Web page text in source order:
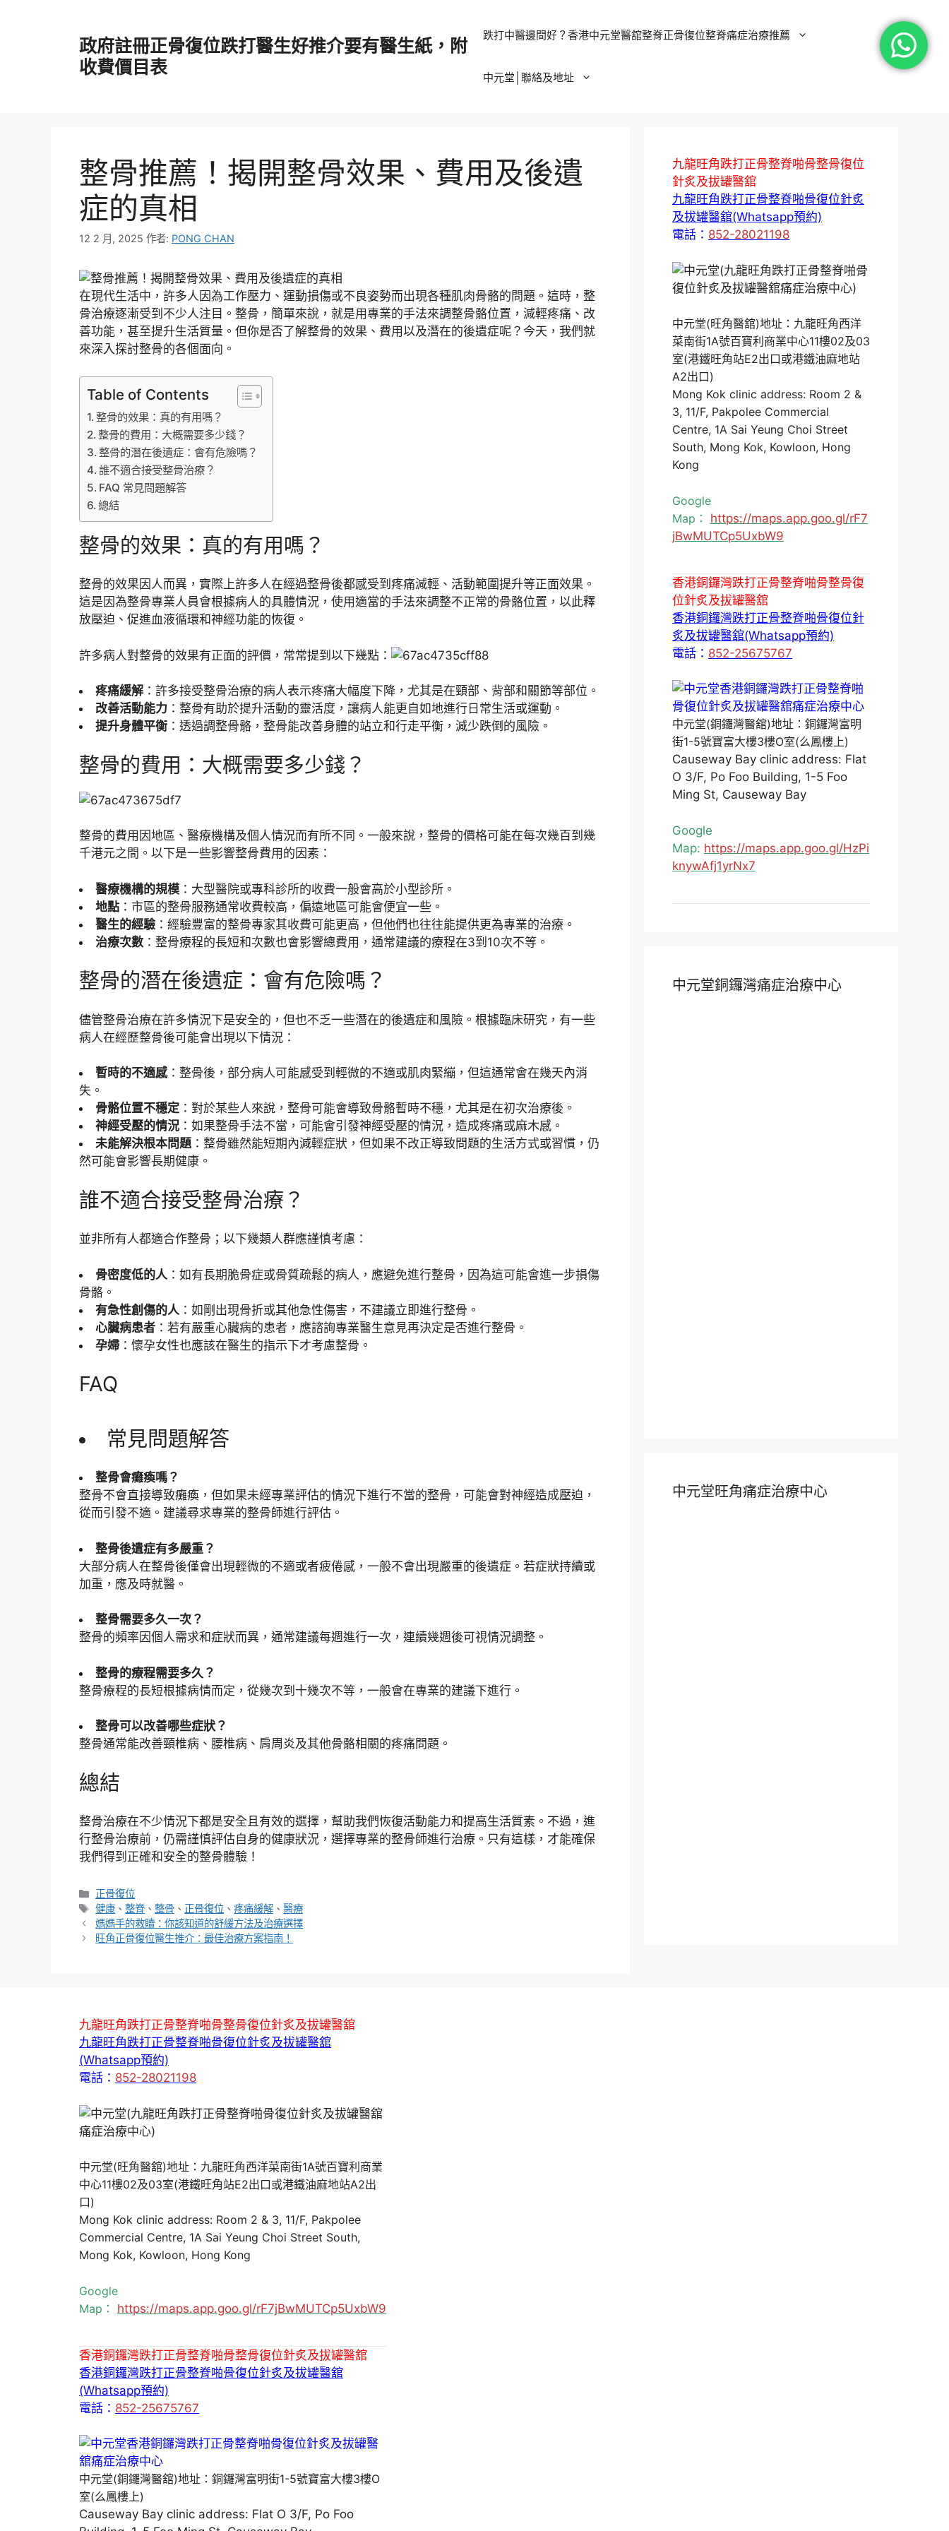
政府註冊正骨復位跌打醫生好推介要有醫生紙，附
收費價目表
跌打中醫邊間好？香港中元堂醫舘整脊正骨復位整脊痛症治療推薦
中元堂│聯絡及地址
整骨推薦！揭開整骨效果、費用及後遺
症的真相
12 2 月, 2025 作者: PONG CHAN
在現代生活中，許多人因為工作壓力、運動損傷或不良姿勢而出現各種肌肉骨骼的問題。這時，整
骨治療逐漸受到不少人注目。整骨，簡單來說，就是用專業的手法來調整骨骼位置，減輕疼痛、改
善功能，甚至提升生活質量。但你是否了解整骨的效果、費用以及潛在的後遺症呢？今天，我們就
來深入探討整骨的各個面向。
Table of Contents
整骨的效果：真的有用嗎？
整骨的費用：大概需要多少錢？
整骨的潛在後遺症：會有危險嗎？
誰不適合接受整骨治療？
FAQ 常見問題解答
總結
整骨的效果：真的有用嗎？
整骨的效果因人而異，實際上許多人在經過整骨後都感受到疼痛減輕、活動範圍提升等正面效果。
這是因為整骨專業人員會根據病人的具體情況，使用適當的手法來調整不正常的骨骼位置，以此釋
放壓迫、促進血液循環和神經功能的恢復。
許多病人對整骨的效果有正面的評價，常常提到以下幾點：
疼痛緩解 ：許多接受整骨治療的病人表示疼痛大幅度下降，尤其是在頸部、背部和關節等部位。
改善活動能力 ：整骨有助於提升活動的靈活度，讓病人能更自如地進行日常生活或運動。
提升身體平衡 ：透過調整骨骼，整骨能改善身體的站立和行走平衡，減少跌倒的風險。
整骨的費用：大概需要多少錢？
整骨的費用因地區、醫療機構及個人情況而有所不同。一般來說，整骨的價格可能在每次幾百到幾
千港元之間。以下是一些影響整骨費用的因素：
醫療機構的規模 ：大型醫院或專科診所的收費一般會高於小型診所。
地點 ：市區的整骨服務通常收費較高，偏遠地區可能會便宜一些。
醫生的經驗 ：經驗豐富的整骨專家其收費可能更高，但他們也往往能提供更為專業的治療。
治療次數 ：整骨療程的長短和次數也會影響總費用，通常建議的療程在3到10次不等。
整骨的潛在後遺症：會有危險嗎？
儘管整骨治療在許多情況下是安全的，但也不乏一些潛在的後遺症和風險。根據臨床研究，有一些
病人在經歷整骨後可能會出現以下情況：
暫時的不適感：整骨後，部分病人可能感受到輕微的不適或肌肉緊繃，但這通常會在幾天內消
失。
骨骼位置不穩定 ：對於某些人來說，整骨可能會導致骨骼暫時不穩，尤其是在初次治療後。
神經受壓的情況 ：如果整骨手法不當，可能會引發神經受壓的情況，造成疼痛或麻木感。
未能解決根本問題：整骨雖然能短期內減輕症狀，但如果不改正導致問題的生活方式或習慣，仍
然可能會影響長期健康。
誰不適合接受整骨治療？
並非所有人都適合作整骨；以下幾類人群應謹慎考慮：
骨密度低的人 ：如有長期脆骨症或骨質疏鬆的病人，應避免進行整骨，因為這可能會進一步損傷
骨骼。
有急性創傷的人 ：如剛出現骨折或其他急性傷害，不建議立即進行整骨。
心臟病患者 ：若有嚴重心臟病的患者，應諮詢專業醫生意見再決定是否進行整骨。
孕婦 ：懷孕女性也應該在醫生的指示下才考慮整骨。
FAQ
常見問題解答
整骨會癱瘓嗎？
整骨不會直接導致癱瘓，但如果未經專業評估的情況下進行不當的整骨，可能會對神經造成壓迫，
從而引發不適。建議尋求專業的整骨師進行評估。
整骨後遺症有多嚴重？
大部分病人在整骨後僅會出現輕微的不適或者疲倦感，一般不會出現嚴重的後遺症。若症狀持續或
加重，應及時就醫。
整骨需要多久一次？
整骨的頻率因個人需求和症狀而異，通常建議每週進行一次，連續幾週後可視情況調整。
整骨的療程需要多久？
整骨療程的長短根據病情而定，從幾次到十幾次不等，一般會在專業的建議下進行。
整骨可以改善哪些症狀？
整骨通常能改善頸椎病、腰椎病、肩周炎及其他骨骼相關的疼痛問題。
總結
整骨治療在不少情況下都是安全且有效的選擇，幫助我們恢復活動能力和提高生活質素。不過，進
行整骨治療前，仍需謹慎評估自身的健康狀況，選擇專業的整骨師進行治療。只有這樣，才能確保
我們得到正確和安全的整骨體驗！
分
類
正骨復位
標
籤
健康 、整脊 、整骨 、 正骨復位 、疼痛緩解 、醫療
媽媽手的救贖：你該知道的舒緩方法及治療選擇
旺角正骨復位醫生推介：最佳治療方案指南！
九龍旺角跌打正骨整脊啪骨整骨復位
針炙及拔罐醫舘
九龍旺角跌打正骨整脊啪骨復位針炙
及拔罐醫舘(Whatsapp預約)
電話： 852-28021198
中元堂(旺角醫舘)地址：九龍旺角西洋
菜南街1A號百寶利商業中心11樓02及03
室(港鐵旺角站E2出口或港鐵油麻地站
A2出口)
Mong Kok clinic address: Room 2 &
3, 11/F, Pakpolee Commercial
Centre, 1A Sai Yeung Choi Street
South, Mong Kok, Kowloon, Hong
Kong
Google
Map： https://maps.app.goo.gl/rF7
jBwMUTCp5UxbW9
香港銅鑼灣跌打正骨整脊啪骨整骨復
位針炙及拔罐醫舘
香港銅鑼灣跌打正骨整脊啪骨復位針
炙及拔罐醫舘(Whatsapp預約)
電話： 852-25675767
中元堂(銅鑼灣醫舘)地址：銅鑼灣富明
街1-5號寶富大樓3樓O室(么鳳樓上)
Causeway Bay clinic address: Flat
O 3/F, Po Foo Building, 1-5 Foo
Ming St, Causeway Bay
Google
Map: https://maps.app.goo.gl/HzPi
knywAfj1yrNx7
中元堂銅鑼灣痛症治療中心
中元堂旺角痛症治療中心
九龍旺角跌打正骨整脊啪骨整骨復位針炙及拔罐醫舘
九龍旺角跌打正骨整脊啪骨復位針炙及拔罐醫舘
(Whatsapp預約)
電話： 852-28021198
中元堂(旺角醫舘)地址：九龍旺角西洋菜南街1A號百寶利商業
中心11樓02及03室(港鐵旺角站E2出口或港鐵油麻地站A2出
口)
Mong Kok clinic address: Room 2 & 3, 11/F, Pakpolee
Commercial Centre, 1A Sai Yeung Choi Street South,
Mong Kok, Kowloon, Hong Kong
Google
Map： https://maps.app.goo.gl/rF7jBwMUTCp5UxbW9
香港銅鑼灣跌打正骨整脊啪骨整骨復位針炙及拔罐醫舘
香港銅鑼灣跌打正骨整脊啪骨復位針炙及拔罐醫舘
(Whatsapp預約)
電話： 852-25675767
中元堂(銅鑼灣醫舘)地址：銅鑼灣富明街1-5號寶富大樓3樓O
室(么鳳樓上)
Causeway Bay clinic address: Flat O 3/F, Po Foo